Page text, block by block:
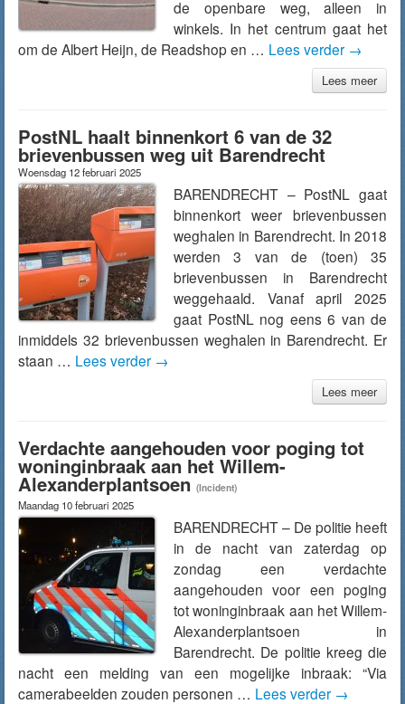
de openbare weg, alleen in
winkels. In het centrum gaat het
om de Albert Heijn, de Readshop en … Lees verder →
Lees meer
PostNL haalt binnenkort 6 van de 32
brievenbussen weg uit Barendrecht
Woensdag 12 februari 2025
BARENDRECHT – PostNL gaat
binnenkort weer brievenbussen
weghalen in Barendrecht. In 2018
werden 3 van de (toen) 35
brievenbussen in Barendrecht
weggehaald. Vanaf april 2025
gaat PostNL nog eens 6 van de
inmiddels 32 brievenbussen weghalen in Barendrecht. Er
staan … Lees verder →
Lees meer
Verdachte aangehouden voor poging tot
woninginbraak aan het Willem-
Alexanderplantsoen (Incident)
Maandag 10 februari 2025
BARENDRECHT – De politie heeft
in de nacht van zaterdag op
zondag een verdachte
aangehouden voor een poging
tot woninginbraak aan het Willem-
Alexanderplantsoen in
Barendrecht. De politie kreeg die
nacht een melding van een mogelijke inbraak: “Via
camerabeelden zouden personen … Lees verder →